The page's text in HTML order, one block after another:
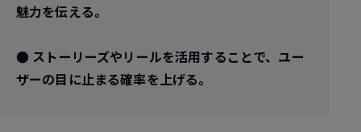
魅力を伝える。
● ストーリーズやリールを活用することで、ユー
ザーの目に止まる確率を上げる。